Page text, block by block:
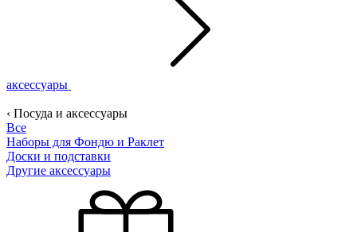
аксессуары
‹ Посуда и аксессуары
Все
Наборы для Фондю и Раклет
Доски и подставки
Другие аксессуары